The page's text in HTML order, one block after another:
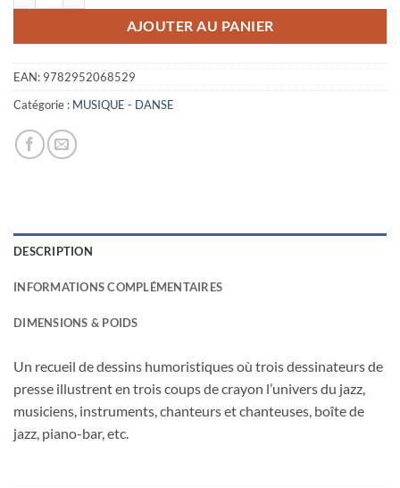
16,23€.1,00€.
AJOUTER AU PANIER
EAN: 9782952068529
Catégorie : MUSIQUE - DANSE
DESCRIPTION
INFORMATIONS COMPLÉMENTAIRES
DIMENSIONS & POIDS
Un recueil de dessins humoristiques où trois dessinateurs de
presse illustrent en trois coups de crayon l’univers du jazz,
musiciens, instruments, chanteurs et chanteuses, boîte de
jazz, piano-bar, etc.